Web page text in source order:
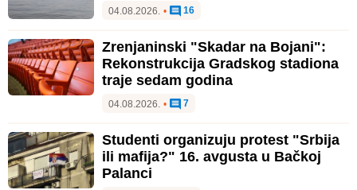
04.08.2026. • 16
Zrenjaninski "Skadar na Bojani":
Rekonstrukcija Gradskog stadiona
traje sedam godina
04.08.2026. • 7
Studenti organizuju protest "Srbija
ili mafija?" 16. avgusta u Bačkoj
Palanci